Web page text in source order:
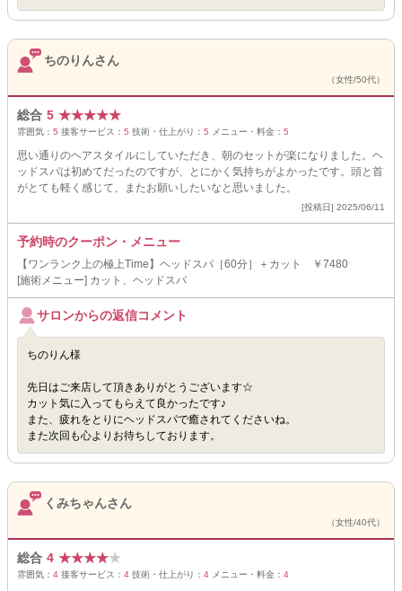
ちのりんさん
（女性/50代）
総合 5 ★★★★★
雰囲気： 5 接客サービス： 5 技術・仕上がり： 5 メニュー・料金： 5
思い通りのヘアスタイルにしていただき、朝のセットが楽になりました。ヘ
ッドスパは初めてだったのですが、とにかく気持ちがよかったです。頭と首
がとても軽く感じて、またお願いしたいなと思いました。
[投稿日] 2025/06/11
予約時のクーポン・メニュー
【ワンランク上の極上Time】ヘッドスパ［60分］＋カット ￥7480
[施術メニュー] カット、ヘッドスパ
サロンからの返信コメント
ちのりん様
先日はご来店して頂きありがとうございます☆
カット気に入ってもらえて良かったです♪
また、疲れをとりにヘッドスパで癒されてくださいね。
また次回も心よりお待ちしております。
くみちゃんさん
（女性/40代）
総合 4 ★★★★★
雰囲気： 4 接客サービス： 4 技術・仕上がり： 4 メニュー・料金： 4